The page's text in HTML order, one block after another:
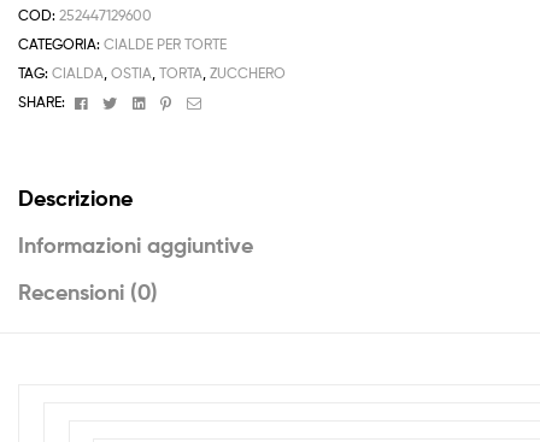
Zucchero
TONDO
PERSONALIZZABILE
COD: 252447129600
CATEGORIA: CIALDE PER TORTE
TAG: CIALDA, OSTIA, TORTA, ZUCCHERO
SHARE:
FacebookTwitterLinkedinPinterest
Email
Descrizione
Informazioni aggiuntive
Recensioni (0)